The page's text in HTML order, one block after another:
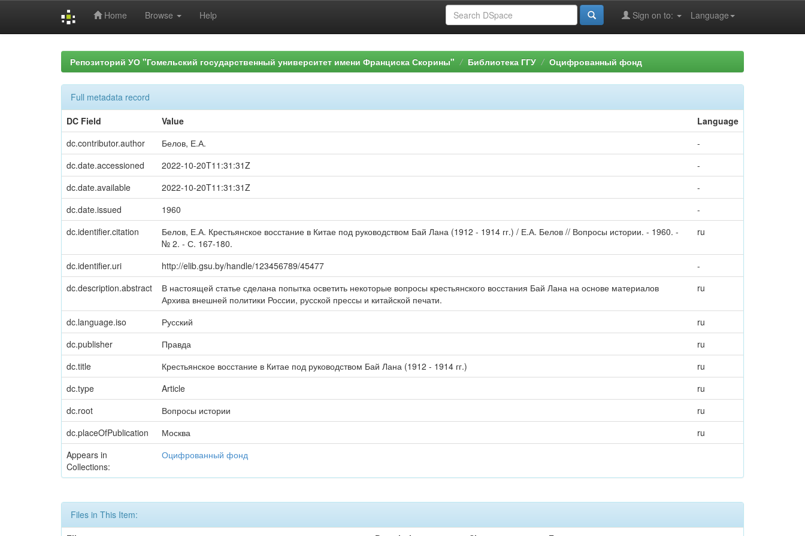
Home Browse Help Language
Sign on to:
Репозиторий УО "Гомельский государственный университет имени Франциска Скорины" Библиотека ГГУ Оцифрованный фонд
Full metadata record
DC Field
Value
Language
dc.contributor.author
Белов, Е.А.
-
dc.date.accessioned
2022-10-20T11:31:31Z
-
dc.date.available
2022-10-20T11:31:31Z
-
dc.date.issued
1960
-
dc.identifier.citation
Белов, Е.А. Крестьянское восстание в Китае под руководством Бай Лана (1912 - 1914 гг.) / Е.А. Белов // Вопросы истории. - 1960. -
№ 2. - С. 167-180.
ru
dc.identifier.uri http://elib.gsu.by/handle/123456789/45477
-
dc.description.abstract
В настоящей статье сделана попытка осветить некоторые вопросы крестьянского восстания Бай Лана на основе материалов
Архива внешней политики России, русской прессы и китайской печати.
ru
dc.language.iso Русский
ru
dc.publisher
Правда
ru
dc.title
Крестьянское восстание в Китае под руководством Бай Лана (1912 - 1914 гг.)
ru
dc.type
Article
ru
dc.root
Вопросы истории
ru
dc.placeOfPublication
Москва
ru
Appears in
Collections:
Оцифрованный фонд
Files in This Item: